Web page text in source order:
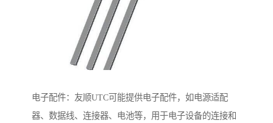
电子配件：友顺UTC可能提供电子配件，如电源适配
器、数据线、连接器、电池等，用于电子设备的连接和